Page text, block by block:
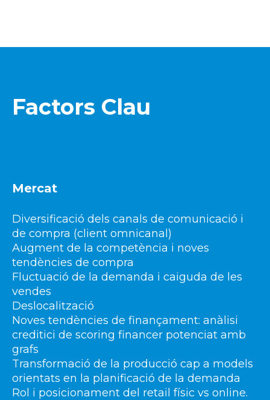
Factors Clau
Mercat
Diversificació dels canals de comunicació i
de compra (client omnicanal)
Augment de la competència i noves
tendències de compra
Fluctuació de la demanda i caiguda de les
vendes
Deslocalització
Noves tendències de finançament: anàlisi
creditici de scoring financer potenciat amb
grafs
Transformació de la producció cap a models
orientats en la planificació de la demanda
Rol i posicionament del retail físic vs online.